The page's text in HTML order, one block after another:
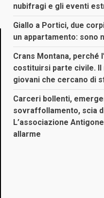
nubifragi e gli eventi
Giallo a Portici, due
un appartamento: sono
Crans Montana, perché
costituirsi parte civile. Il
giovani che cercano di
Carceri bollenti,
sovraffollamento, scia
L’associazione
allarme